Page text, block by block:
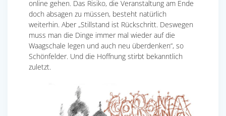
online gehen. Das Risiko, die Veranstaltung am Ende
doch absagen zu müssen, besteht natürlich
weiterhin. Aber „Stillstand ist Rückschritt. Deswegen
muss man die Dinge immer mal wieder auf die
Waagschale legen und auch neu überdenken“, so
Schönfelder. Und die Hoffnung stirbt bekanntlich
zuletzt.